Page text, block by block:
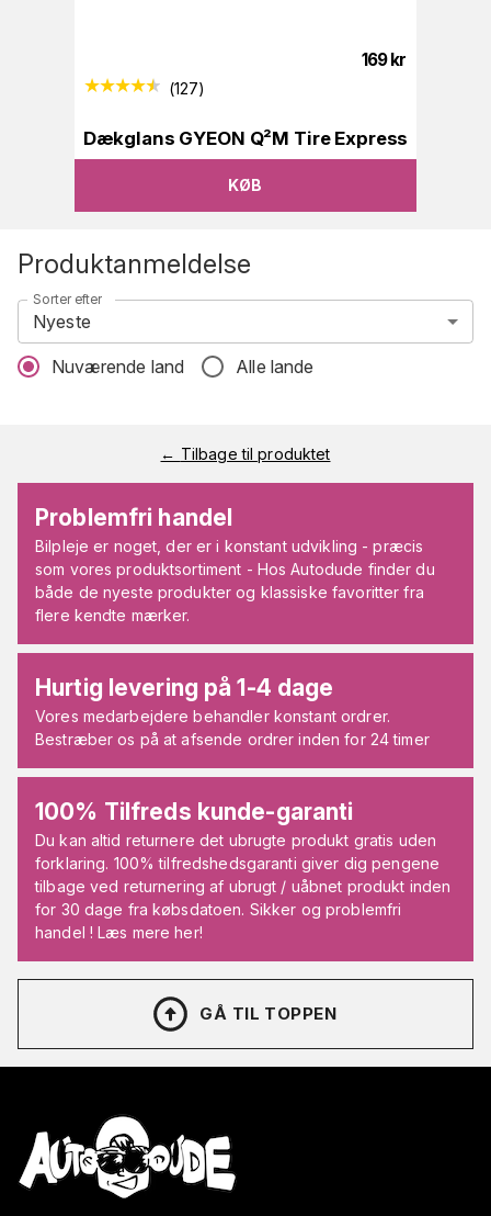
169 kr
(127)
Dækglans GYEON Q²M Tire Express
KØB
Produktanmeldelse
Sorter efter
Nyeste
Nuværende land Alle lande
← Tilbage til produktet
Problemfri handel
Bilpleje er noget, der er i konstant udvikling - præcis
som vores produktsortiment - Hos Autodude finder du
både de nyeste produkter og klassiske favoritter fra
flere kendte mærker.
Hurtig levering på 1-4 dage
Vores medarbejdere behandler konstant ordrer.
Bestræber os på at afsende ordrer inden for 24 timer
100% Tilfreds kunde-garanti
Du kan altid returnere det ubrugte produkt gratis uden
forklaring. 100% tilfredshedsgaranti giver dig pengene
tilbage ved returnering af ubrugt / uåbnet produkt inden
for 30 dage fra købsdatoen. Sikker og problemfri
handel ! Læs mere her!
GÅ TIL TOPPEN